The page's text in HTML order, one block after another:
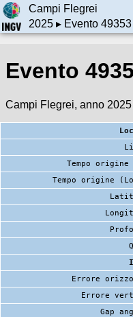
Campi Flegrei
2025▸ Evento 49353
Evento
Campi Flegrei, anno 2025
Tempo origine
Tempo origine
Errore
Errore
Gap